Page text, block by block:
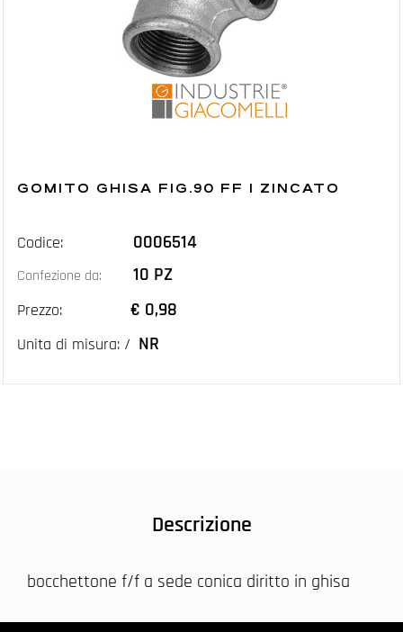
GOMITO GHISA FIG.90 FF 1 ZINCATO
Codice: 0006514
Confezione da: 10 PZ
Prezzo: € 0,98
Unita di misura: / NR
Descrizione
bocchettone f/f a sede conica diritto in ghisa